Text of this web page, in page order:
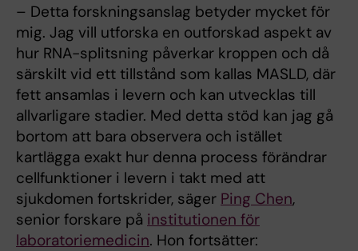
– Detta forskningsanslag betyder mycket för
mig. Jag vill utforska en outforskad aspekt av
hur RNA-splitsning påverkar kroppen och då
särskilt vid ett tillstånd som kallas MASLD, där
fett ansamlas i levern och kan utvecklas till
allvarligare stadier. Med detta stöd kan jag gå
bortom att bara observera och istället
kartlägga exakt hur denna process förändrar
cellfunktioner i levern i takt med att
sjukdomen fortskrider, säger Ping Chen,
senior forskare på institutionen för
laboratoriemedicin. Hon fortsätter: